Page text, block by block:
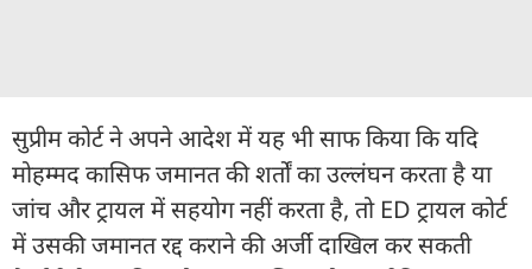
सुप्रीम कोर्ट ने अपने आदेश में यह भी साफ किया कि यदि
मोहम्मद कासिफ जमानत की शर्तों का उल्लंघन करता है या
जांच और ट्रायल में सहयोग नहीं करता है, तो ED ट्रायल कोर्ट
में उसकी जमानत रद्द कराने की अर्जी दाखिल कर सकती